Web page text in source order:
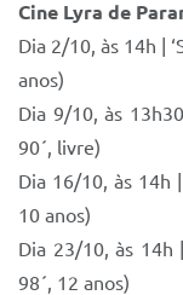
Cine Lyra de
Dia 2/10, às 14h |
anos)
Dia 9/10, às
90´, livre)
Dia 16/10, às 14h
10 anos)
Dia 23/10, às 14h
98´, 12 anos)